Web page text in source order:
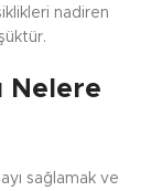
nadiren
Nelere
sağlamak ve